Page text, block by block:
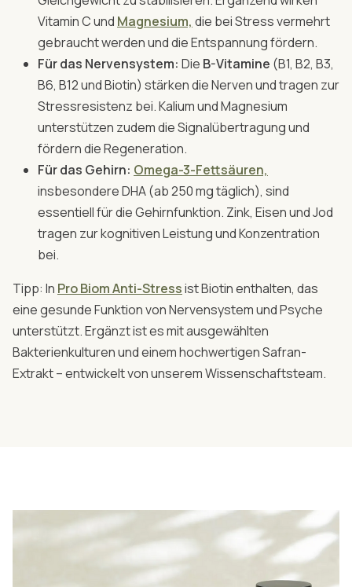
Vitamin C und Magnesium, die bei Stress vermehrt
gebraucht werden und die Entspannung fördern.
Für das Nervensystem: Die B-Vitamine (B1, B2, B3,
B6, B12 und Biotin) stärken die Nerven und tragen zur
Stressresistenz bei. Kalium und Magnesium
unterstützen zudem die Signalübertragung und
fördern die Regeneration.
Für das Gehirn: Omega-3-Fettsäuren,
insbesondere DHA (ab 250 mg täglich), sind
essentiell für die Gehirnfunktion. Zink, Eisen und Jod
tragen zur kognitiven Leistung und Konzentration
bei.
Tipp: In Pro Biom Anti-Stressist Biotin enthalten, das
eine gesunde Funktion von Nervensystem und Psyche
unterstützt. Ergänzt ist es mit ausgewählten
Bakterienkulturen und einem hochwertigen Safran-
Extrakt – entwickelt von unserem Wissenschaftsteam.